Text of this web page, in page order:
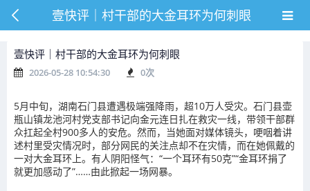
壹快评｜村干部的大金耳环为何刺眼
壹快评｜村干部的大金耳环为何刺眼
2026-05-28 10:54:30 0次
5月中旬，湖南石门县遭遇极端强降雨，超10万人受灾。石门县壶
瓶山镇龙池河村党支部书记向金元连日扎在救灾一线，带领干部群
众扛起全村900多人的安危。然而，当她面对媒体镜头，哽咽着讲
述村里受灾情况时，部分网民的关注点却不在灾情，而在她佩戴的
一对大金耳环 上。有人阴阳怪气：“一个耳环有50克”“金耳环捐了
就更加感动了”……由此掀起一场网暴。